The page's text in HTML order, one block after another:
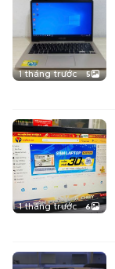
1 tháng trước 5
1 tháng trước 6